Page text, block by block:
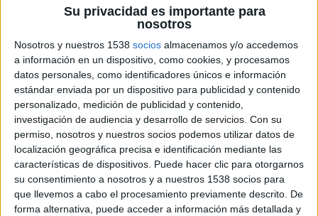
Su privacidad es importante para
nosotros
Nosotros y nuestros 1538 socios almacenamos y/o accedemos
a información en un dispositivo, como cookies, y procesamos
datos personales, como identificadores únicos e información
estándar enviada por un dispositivo para publicidad y contenido
personalizado, medición de publicidad y contenido,
investigación de audiencia y desarrollo de servicios. Con su
permiso, nosotros y nuestros socios podemos utilizar datos de
localización geográfica precisa e identificación mediante las
características de dispositivos. Puede hacer clic para otorgarnos
su consentimiento a nosotros y a nuestros 1538 socios para
que llevemos a cabo el procesamiento previamente descrito. De
forma alternativa, puede acceder a información más detallada y
Ficha técnica ‘Toda la vida jugando juntos’
Anunciante: Juguettos
Contacto del Cliente: Joaquín Polo, José Luis
Mancebo, Ramón Flor, Cande Más, Mar Medina,
Tony Agulló, Sandra Pardo, Ester Ruíz, Laura
Zapater
Agencia: BTOB